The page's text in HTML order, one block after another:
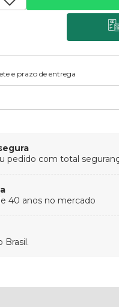
e prazo de entrega
pedido com total
40 anos no mercado
Brasil.